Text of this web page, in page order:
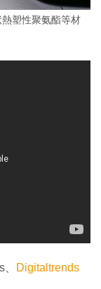
塑性聚氨酯等材
Digitaltrends